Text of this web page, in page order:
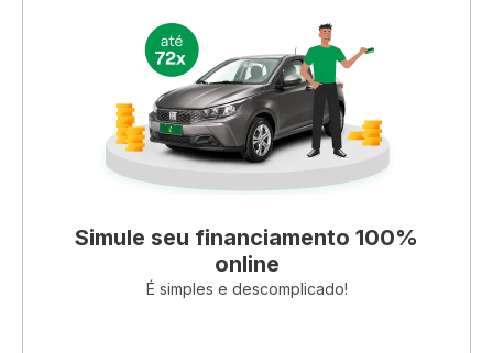
Simule seu financiamento 100%
online
É simples e descomplicado!